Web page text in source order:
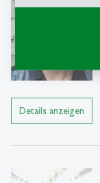
Details anzeigen